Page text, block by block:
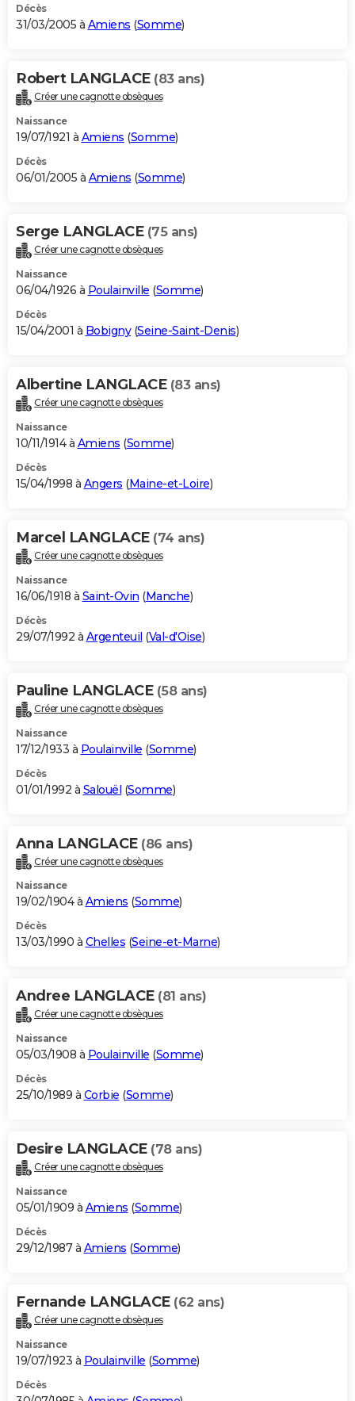
Décès
31/03/2005 à Amiens (Somme)
Robert LANGLACE (83 ans)
Créer une cagnotte obsèques
Naissance
19/07/1921 à Amiens (Somme)
Décès
06/01/2005 à Amiens (Somme)
Serge LANGLACE (75 ans)
Créer une cagnotte obsèques
Naissance
06/04/1926 à Poulainville (Somme)
Décès
15/04/2001 à Bobigny(Seine-Saint-Denis)
Albertine LANGLACE (83 ans)
Créer une cagnotte obsèques
Naissance
10/11/1914 à Amiens (Somme)
Décès
15/04/1998 à Angers (Maine-et-Loire)
Marcel LANGLACE (74 ans)
Créer une cagnotte obsèques
Naissance
16/06/1918 à Saint-Ovin (Manche)
Décès
29/07/1992 à Argenteuil (Val-d'Oise)
Pauline LANGLACE (58 ans)
Créer une cagnotte obsèques
Naissance
17/12/1933 à Poulainville (Somme)
Décès
01/01/1992 à Salouël (Somme)
Anna LANGLACE (86 ans)
Créer une cagnotte obsèques
Naissance
19/02/1904 à Amiens (Somme)
Décès
13/03/1990 à Chelles (Seine-et-Marne)
Andree LANGLACE (81 ans)
Créer une cagnotte obsèques
Naissance
05/03/1908 à Poulainville (Somme)
Décès
25/10/1989 à Corbie (Somme)
Desire LANGLACE (78 ans)
Créer une cagnotte obsèques
Naissance
05/01/1909 à Amiens (Somme)
Décès
29/12/1987 à Amiens (Somme)
Fernande LANGLACE (62 ans)
Créer une cagnotte obsèques
Naissance
19/07/1923 à Poulainville (Somme)
Décès